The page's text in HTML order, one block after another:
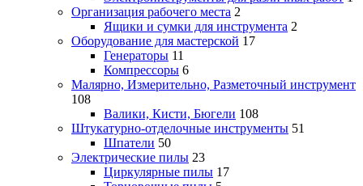
Организация рабочего места 2
Ящики и сумки для инструмента 2
Оборудование для мастерской 17
Генераторы 11
Компрессоры 6
Малярно, Измерительно, Разметочный инструмент
108
Валики, Кисти, Бюгели 108
Штукатурно-отделочные инструменты 51
Шпатели 50
Электрические пилы 23
Циркулярные пилы 17